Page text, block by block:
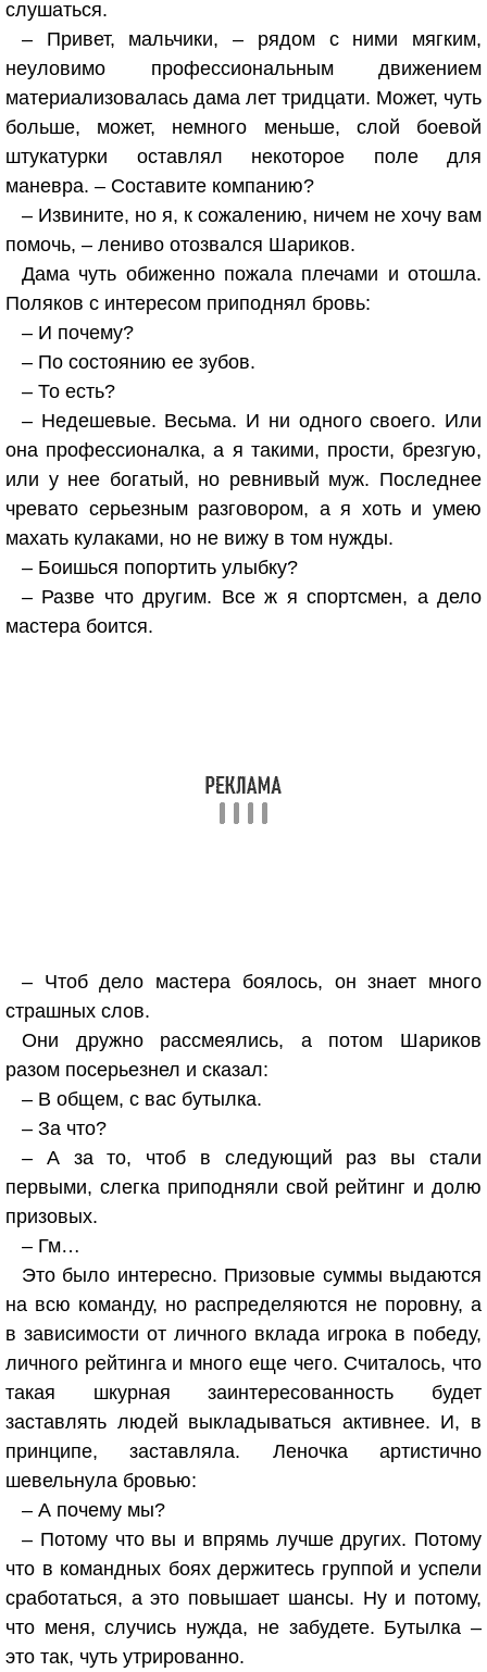
слушаться.
– Привет, мальчики, – рядом с ними мягким,
неуловимо профессиональным движением
материализовалась дама лет тридцати. Может, чуть
больше, может, немного меньше, слой боевой
штукатурки оставлял некоторое поле для
маневра. – Составите компанию?
– Извините, но я, к сожалению, ничем не хочу вам
помочь, – лениво отозвался Шариков.
Дама чуть обиженно пожала плечами и отошла.
Поляков с интересом приподнял бровь:
– И почему?
– По состоянию ее зубов.
– То есть?
– Недешевые. Весьма. И ни одного своего. Или
она профессионалка, а я такими, прости, брезгую,
или у нее богатый, но ревнивый муж. Последнее
чревато серьезным разговором, а я хоть и умею
махать кулаками, но не вижу в том нужды.
– Боишься попортить улыбку?
– Разве что другим. Все ж я спортсмен, а дело
мастера боится.
– Чтоб дело мастера боялось, он знает много
страшных слов.
Они дружно рассмеялись, а потом Шариков
разом посерьезнел и сказал:
– В общем, с вас бутылка.
– За что?
– А за то, чтоб в следующий раз вы стали
первыми, слегка приподняли свой рейтинг и долю
призовых.
– Гм…
Это было интересно. Призовые суммы выдаются
на всю команду, но распределяются не поровну, а
в зависимости от личного вклада игрока в победу,
личного рейтинга и много еще чего. Считалось, что
такая шкурная заинтересованность будет
заставлять людей выкладываться активнее. И, в
принципе, заставляла. Леночка артистично
шевельнула бровью:
– А почему мы?
– Потому что вы и впрямь лучше других. Потому
что в командных боях держитесь группой и успели
сработаться, а это повышает шансы. Ну и потому,
что меня, случись нужда, не забудете. Бутылка –
это так, чуть утрированно.